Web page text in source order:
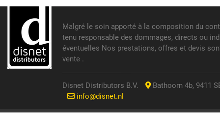
Malgré le soin apporté à la composition du
tenu responsable des dommages, directs ou
éventuelles Nos prestations, offres et devis
vente .
Disnet Distributors B.V.
Bathoorn 4b, 9411
info@disnet.nl